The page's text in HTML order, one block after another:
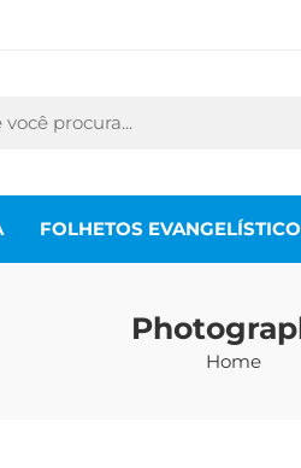
FOLHETOS
Home